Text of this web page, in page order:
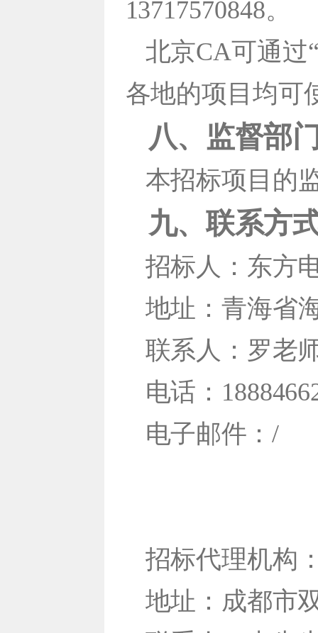
13717570848。
北京CA可通过
各地的项目均可
八、监督部
本招标项目的
九、联系方
招标人：东方
地址：青海省
联系人：罗老
电话：
电子邮件：/
招标代理机构
地址：成都市